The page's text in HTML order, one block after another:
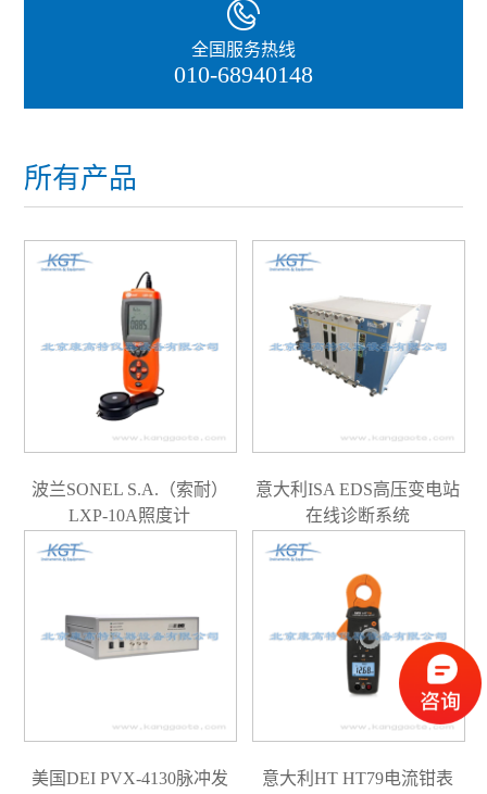
全国服务热线
010-68940148
所有产品
波兰SONEL S.A.（索耐）
LXP-10A照度计
意大利ISA EDS高压变电站
在线诊断系统
美国DEI PVX-4130脉冲发
意大利HT HT79电流钳表